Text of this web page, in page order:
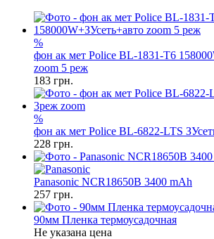
%
фон ак мет Police BL-1831-T6
zoom 5 реж
183 грн.
%
фон ак мет Police BL-6822-LTS
228 грн.
Panasonic NCR18650B 3400 mAh
257 грн.
90мм Пленка термоусадочная
Не указана цена